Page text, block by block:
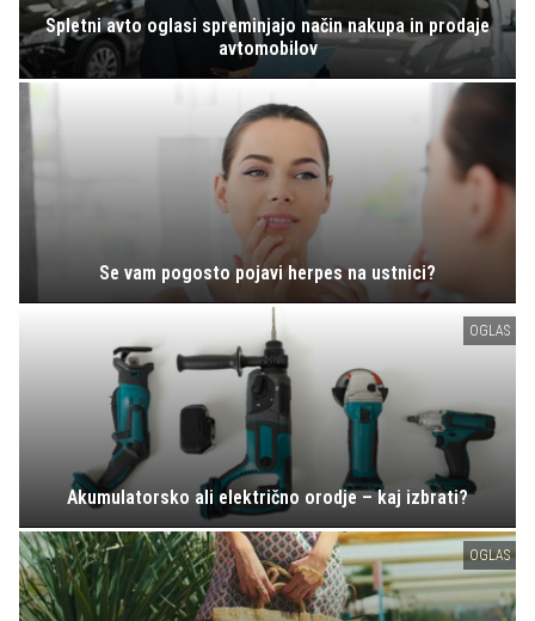
Spletni avto oglasi spreminjajo način nakupa in prodaje
avtomobilov
Se vam pogosto pojavi herpes na ustnici?
OGLAS
Akumulatorsko ali električno orodje – kaj izbrati?
OGLAS